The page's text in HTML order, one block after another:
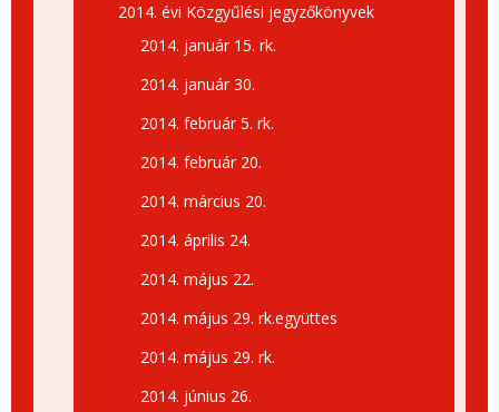
2014. évi Közgyűlési jegyzőkönyvek
2014. január 15. rk.
2014. január 30.
2014. február 5. rk.
2014. február 20.
2014. március 20.
2014. április 24.
2014. május 22.
2014. május 29. rk.együttes
2014. május 29. rk.
2014. június 26.